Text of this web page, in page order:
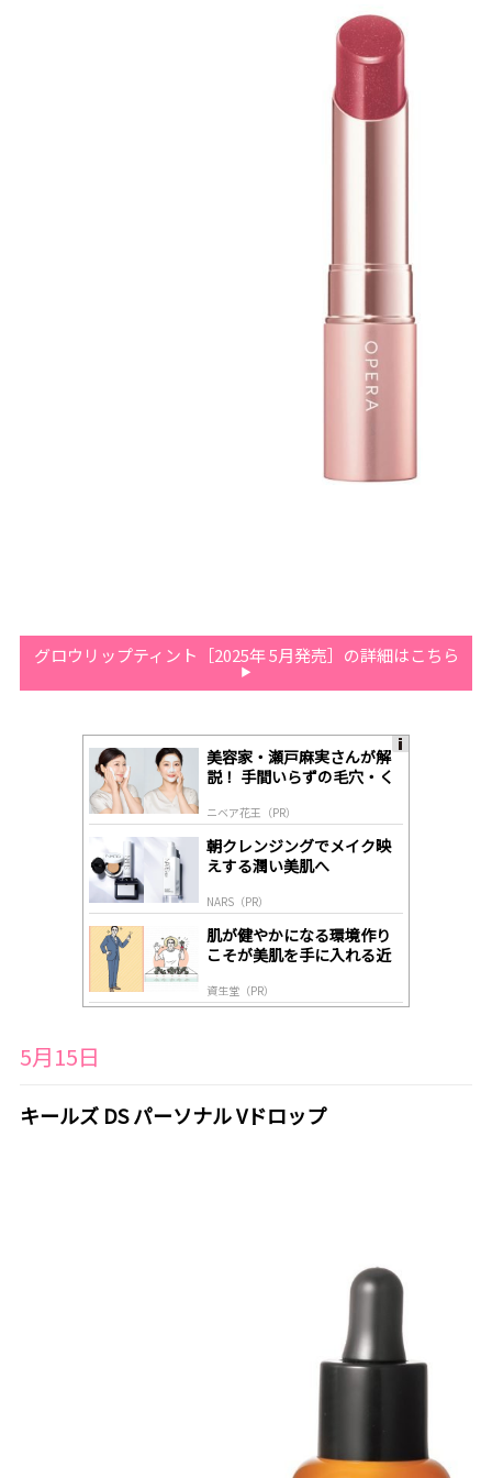
グロウリップティント［2025年 5月発売］の詳細はこちら
美容家・瀬戸麻実さんが解
説！ 手間いらずの毛穴・く
ニベア花王（PR）
朝クレンジングでメイク映
えする潤い美肌へ
NARS（PR）
肌が健やかになる環境作り
こそが美肌を手に入れる近
資生堂（PR）
5月15日
キールズ DS パーソナル Vドロップ